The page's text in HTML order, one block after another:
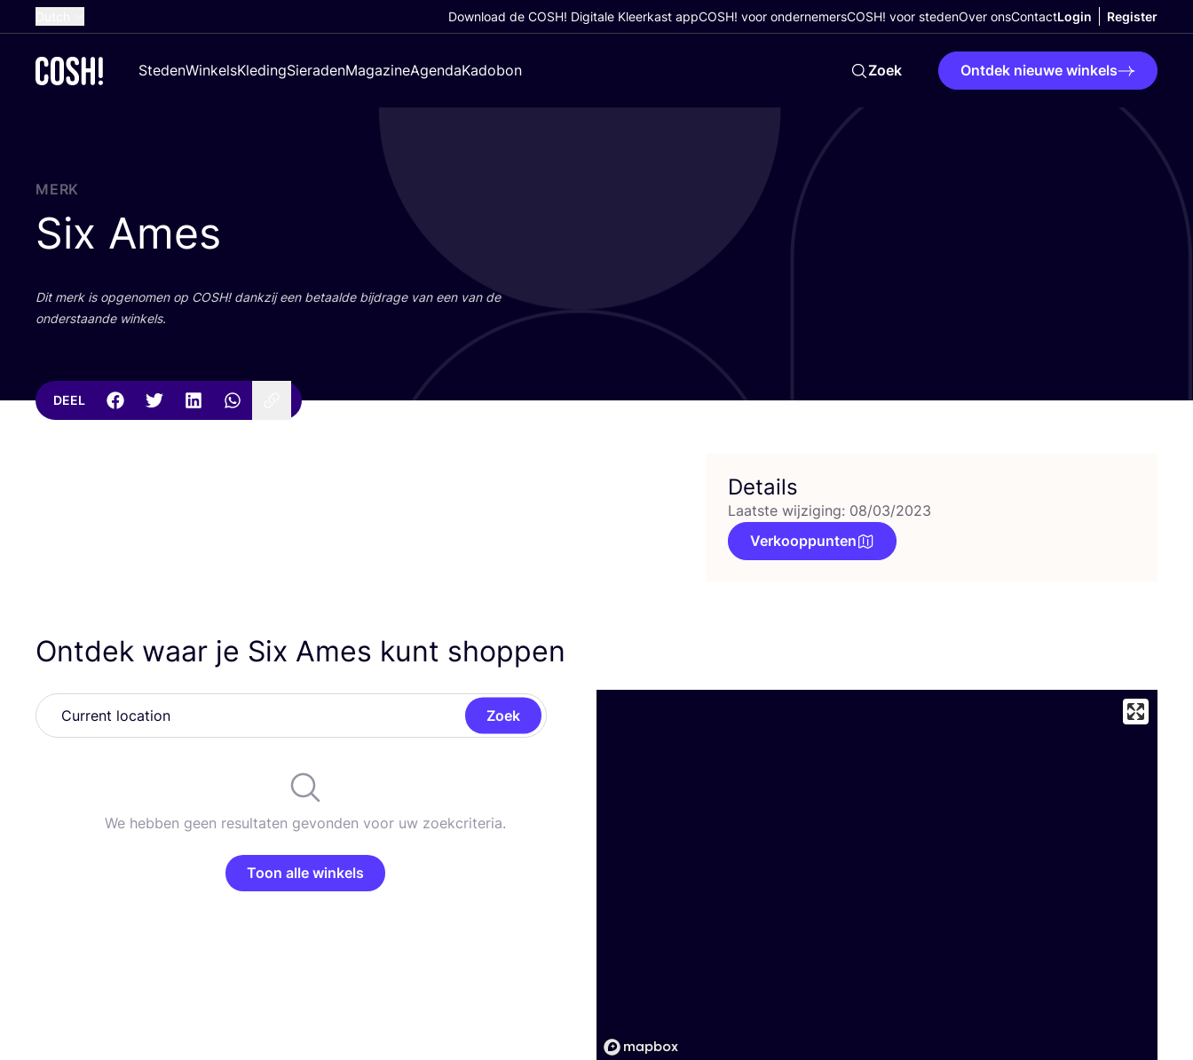
French
Croatian
Download de COSH! Digitale Kleerkast appCOSH! voor ondernemersCOSH! voor stedenOver onsContactLogin Register
StedenWinkelsKledingSieradenMagazineAgendaKadobon Zoek Ontdek nieuwe winkels
MERK
Six Ames
Dit merk is opge­no­men op COSH! dank­zij een betaal­de bij­dra­ge van een van de
onder­staan­de winkels.
DEEL
Details
Laatste wijziging: 08/03/2023
Verkooppunten
Ontdek waar je Six Ames kunt shoppen
Zoek
We hebben geen resultaten gevonden voor uw zoekcriteria.
Toon alle winkels